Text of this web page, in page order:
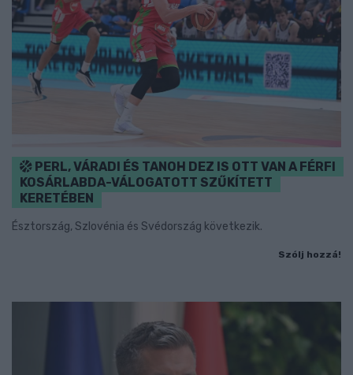
PERL, VÁRADI ÉS TANOH DEZ IS OTT VAN A FÉRFI
KOSÁRLABDA-VÁLOGATOTT SZŰKÍTETT
KERETÉBEN
Észtország, Szlovénia és Svédország következik.
Szólj hozzá!